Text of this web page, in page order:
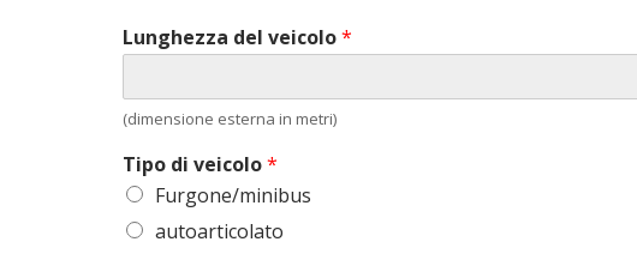
Lunghezza del veicolo*
(dimensione esterna in metri)
Tipo di veicolo*
Furgone/minibus
autoarticolato